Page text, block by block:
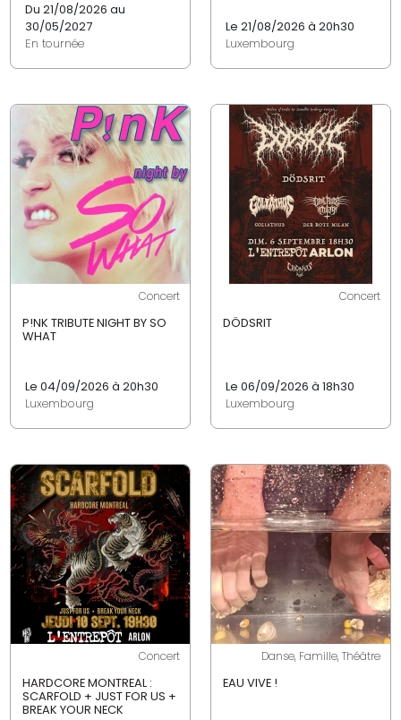
Du 21/08/2026 au
30/05/2027
En tournée
Le 21/08/2026 à 20h30
Luxembourg
Concert
P!NK TRIBUTE NIGHT BY SO
WHAT
Le 04/09/2026 à 20h30
Luxembourg
Concert
DÖDSRIT
Le 06/09/2026 à 18h30
Luxembourg
Concert
HARDCORE MONTREAL :
SCARFOLD + JUST FOR US +
BREAK YOUR NECK
Danse, Famille, Théâtre
EAU VIVE !